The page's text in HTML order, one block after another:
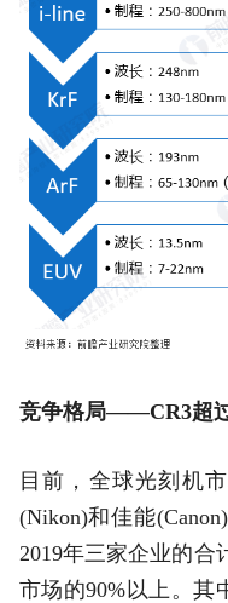
竞争格局——CR3超
目前，全球光刻机
(Nikon)和佳能
2019年三家企业的合
市场的90%以上。其